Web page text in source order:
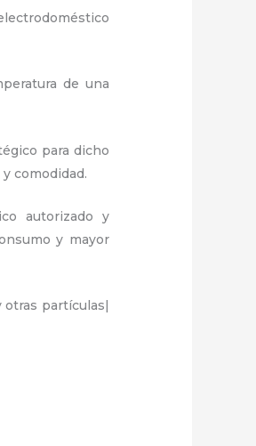
de una
para dicho
comodidad.
autorizado y
y mayor
partículas|